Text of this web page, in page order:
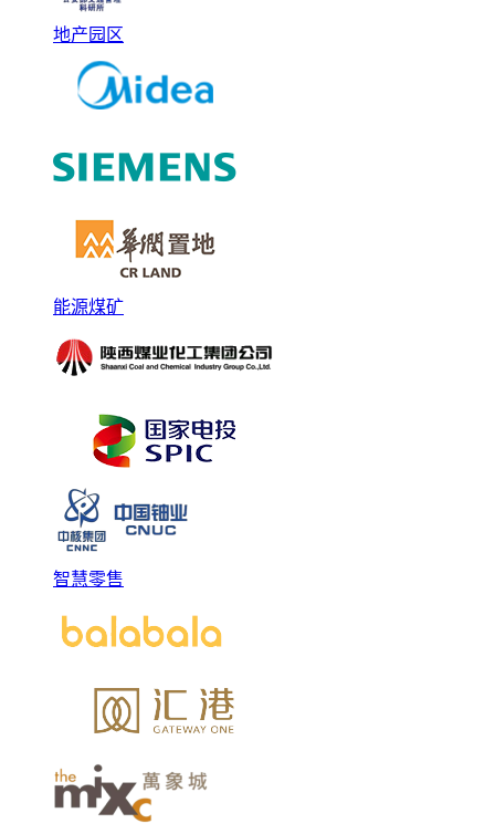
地产园区
能源煤矿
智慧零售